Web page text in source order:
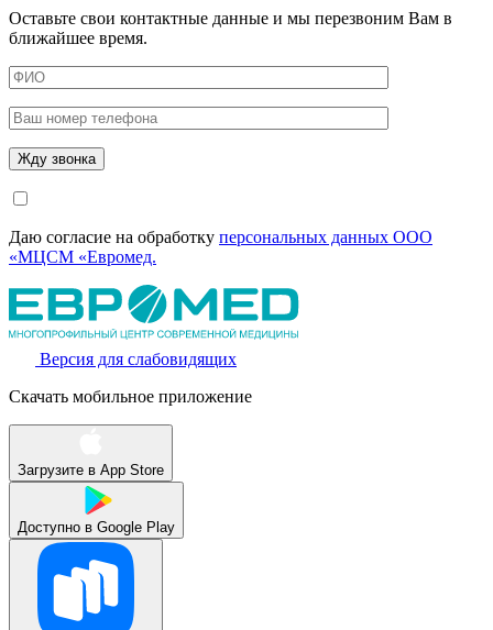
Оставьте свои контактные данные и мы перезвоним Вам в
ближайшее время.
Даю согласие на обработку персональных данных ООО
«МЦСМ «Евромед.
Версия для слабовидящих
Скачать мобильное приложение
Загрузите в App Store
Доступно в Google Play